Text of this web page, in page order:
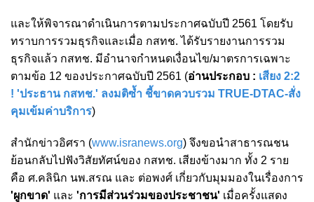
และให้พิจารณาดำเนินการตามประกาศฉบับปี 2561 โดยรับ
ทราบการรวมธุรกิจและเมื่อ กสทช. ได้รับรายงานการรวม
ธุรกิจแล้ว กสทช. มีอำนาจกำหนดเงื่อนไข/มาตรการเฉพาะ
ตามข้อ 12 ของประกาศฉบับปี 2561 (อ่านประกอบ : เสียง 2:2
! 'ประธาน กสทช.' ลงมติซ้ำ ชี้ขาดควบรวม TRUE-DTAC-สั่ง
คุมเข้มค่าบริการ)
สำนักข่าวอิศรา (www.isranews.org) จึงขอนำสาธารณชน
ย้อนกลับไปฟังวิสัยทัศน์ของ กสทช. เสียงข้างมาก ทั้ง 2 ราย
คือ ศ.คลินิก นพ.สรณ และ ต่อพงศ์ เกี่ยวกับมุมมองในเรื่องการ
'ผูกขาด' และ 'การมีส่วนร่วมของประชาชน' เมื่อครั้งแสดง